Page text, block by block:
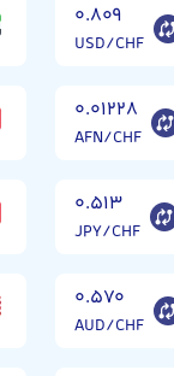
۰.۸۰۹
USD/CHF
۰.۰۱۲۲۸
AFN/CHF
۰.۵۱۳
JPY/CHF
۰.۵۷۰
AUD/CHF